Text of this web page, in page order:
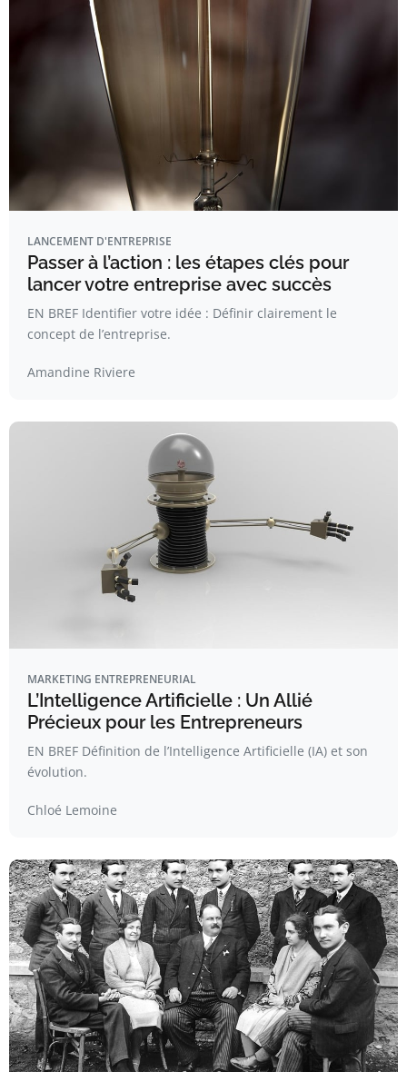
LANCEMENT D'ENTREPRISE
Passer à l’action : les étapes clés pour
lancer votre entreprise avec succès
EN BREF Identifier votre idée : Définir clairement le
concept de l’entreprise.
Amandine Riviere
MARKETING ENTREPRENEURIAL
L’Intelligence Artificielle : Un Allié
Précieux pour les Entrepreneurs
EN BREF Définition de l’Intelligence Artificielle (IA) et son
évolution.
Chloé Lemoine